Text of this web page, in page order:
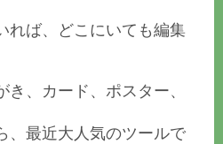
れば、どこにいても編集
、カード、ポスター、
、最近大人気のツールで